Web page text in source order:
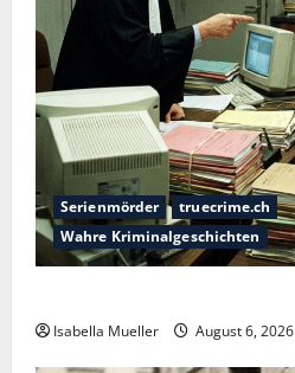
Serienmörder
truecrime.ch
Wahre Kriminalgeschichten
Isabella Mueller August 6, 2026